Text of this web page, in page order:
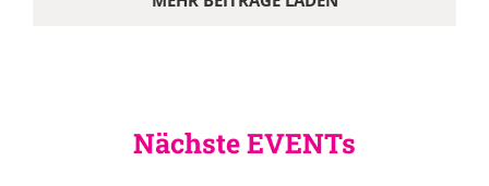
Nächste EVENTs